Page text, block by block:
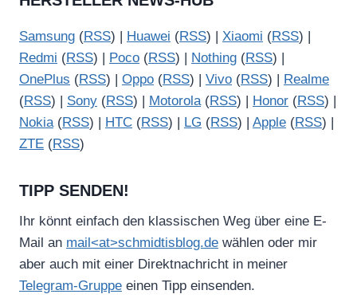
Samsung (RSS) | Huawei (RSS) | Xiaomi (RSS) |
Redmi (RSS) | Poco (RSS) | Nothing (RSS) |
OnePlus (RSS) | Oppo (RSS) | Vivo (RSS) |
Realme
(RSS) | Sony (RSS) | Motorola(RSS) | Honor (RSS) |
Nokia(RSS) | HTC (RSS) | LG (RSS) | Apple (RSS) |
ZTE (RSS)
TIPP SENDEN!
Ihr könnt einfach den klassischen Weg über eine E-
Mail an mail<at>schmidtisblog.de wählen oder mir
aber auch mit einer Direktnachricht in meiner
Telegram-Gruppe einen Tipp einsenden.